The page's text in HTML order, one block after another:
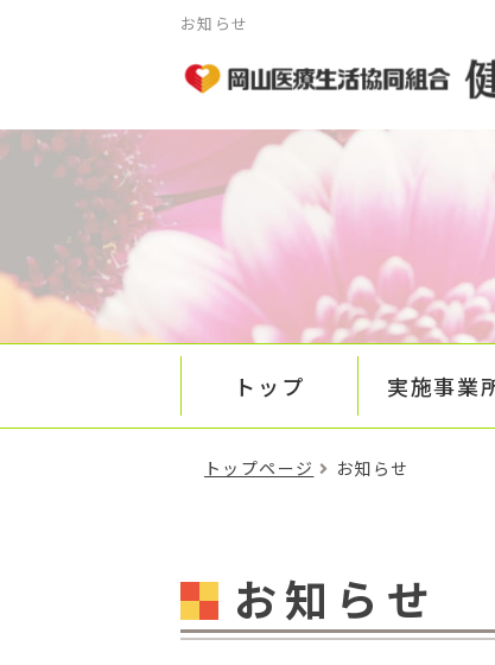
お知らせ
トップ 実施事業
トップページ お知らせ
お知らせ